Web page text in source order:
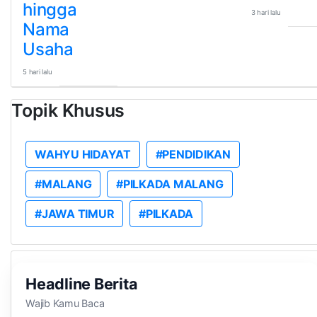
hingga
Nama
Usaha
5 hari lalu
3 hari lalu
Topik Khusus
WAHYU HIDAYAT #PENDIDIKAN
#MALANG #PILKADA MALANG
#JAWA TIMUR #PILKADA
Headline Berita
Wajib Kamu Baca